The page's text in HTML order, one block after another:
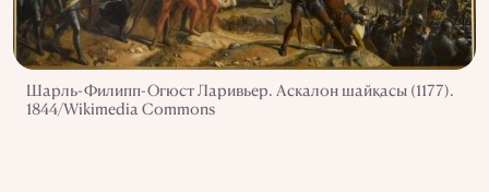
Шарль-Филипп-Огюст Ларивьер. Аскалон шайқасы (1177).
1844/Wikimedia Commons